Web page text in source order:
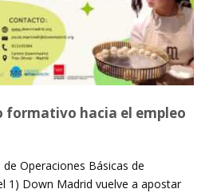
formativo hacia el empleo
Operaciones Básicas de
1) Down Madrid vuelve a apostar